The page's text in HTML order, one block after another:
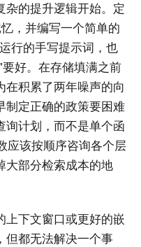
杂的提升逻辑开始。定
，并编写一个简单的
行的手写提示词，也
要好。在存储填满之前
在积累了两年噪声的向
制定正确的政策要困难
询计划，而不是单个函
应该按顺序咨询各个层
大部分检索成本的地
上下文窗口或更好的嵌
但都无法解决一个事